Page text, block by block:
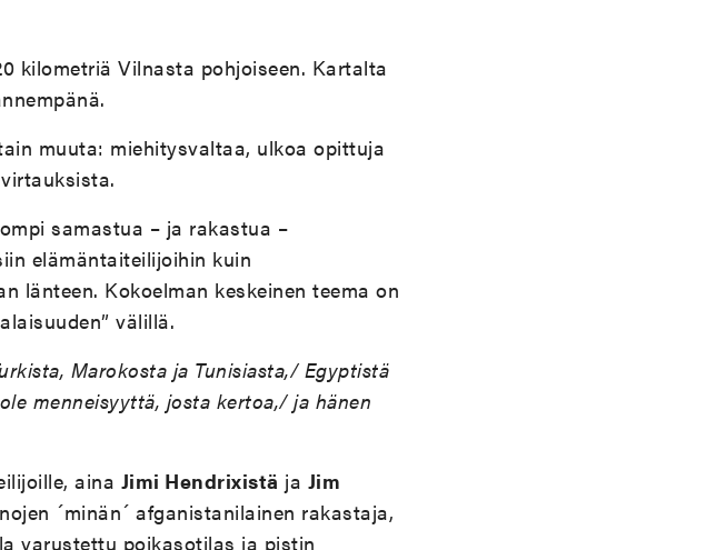
kilometriä Vilnasta pohjoiseen. Kartalta
muuta: miehitysvaltaa, ulkoa opittuja
samastua – ja rakastua –
elämäntaiteilijoihin kuin
länteen. Kokoelman keskeinen teema on
välillä.
Marokosta ja Tunisiasta,/ Egyptistä
menneisyyttä, josta kertoa,/ ja hänen
aina Jimi Hendrixistä ja Jim
´minän´ afganistanilainen rakastaja,
varustettu poikasotilas ja pistin